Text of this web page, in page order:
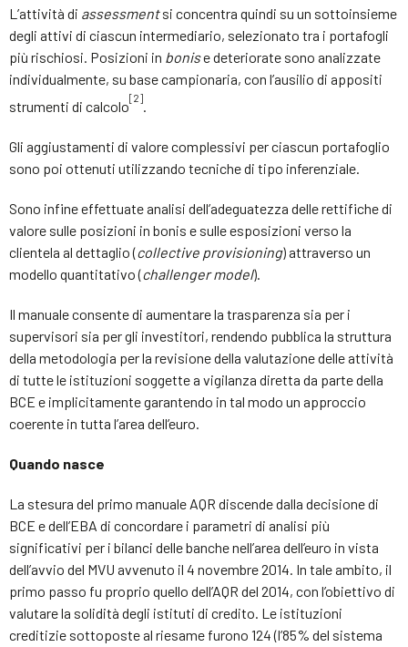
L’attività di assessmentsi concentra quindi su un sottoinsieme
degli attivi di ciascun intermediario, selezionato tra i portafogli
più rischiosi. Posizioni in bonise deteriorate sono analizzate
individualmente, su base campionaria, con l’ausilio di appositi
strumenti di calcolo
[2]
.
Gli aggiustamenti di valore complessivi per ciascun portafoglio
sono poi ottenuti utilizzando tecniche di tipo inferenziale.
Sono infine effettuate analisi dell’adeguatezza delle rettifiche di
valore sulle posizioni in bonis e sulle esposizioni verso la
clientela al dettaglio (collective provisioning) attraverso un
modello quantitativo (challenger model).
Il manuale consente di aumentare la trasparenza sia per i
supervisori sia per gli investitori, rendendo pubblica la struttura
della metodologia per la revisione della valutazione delle attività
di tutte le istituzioni soggette a vigilanza diretta da parte della
BCE e implicitamente garantendo in tal modo un approccio
coerente in tutta l’area dell’euro.
Quando nasce
La stesura del primo manuale AQR discende dalla decisione di
BCE e dell’EBA di concordare i parametri di analisi più
significativi per i bilanci delle banche nell’area dell’euro in vista
dell’avvio del MVU avvenuto il 4 novembre 2014. In tale ambito, il
primo passo fu proprio quello dell’AQR del 2014, con l’obiettivo di
valutare la solidità degli istituti di credito. Le istituzioni
creditizie sottoposte al riesame furono 124 (l’85% del sistema